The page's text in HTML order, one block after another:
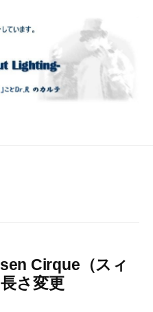
Cirque（スィ
さ変更